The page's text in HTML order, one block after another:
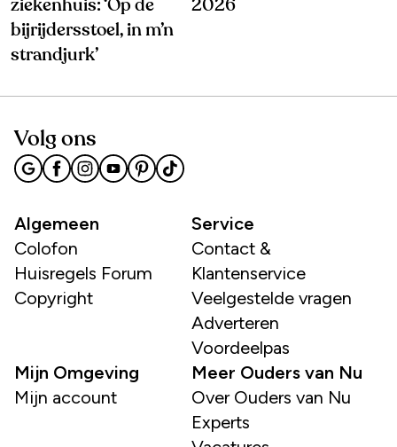
ziekenhuis: ‘Op de
bijrijdersstoel, in m’n
strandjurk’
2026
Volg ons
Algemeen
Colofon
Huisregels Forum
Copyright
Service
Contact &
Klantenservice
Veelgestelde vragen
Adverteren
Voordeelpas
Mijn Omgeving
Mijn account
Meer Ouders van Nu
Over Ouders van Nu
Experts